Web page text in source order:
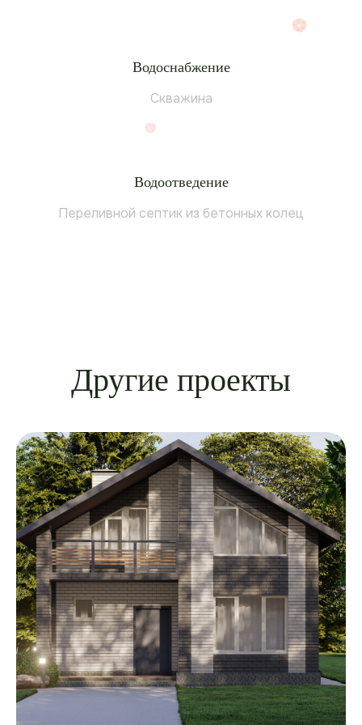
Водоснабжение
Скважина
Водоотведение
Переливной септик из бетонных колец
Другие проекты